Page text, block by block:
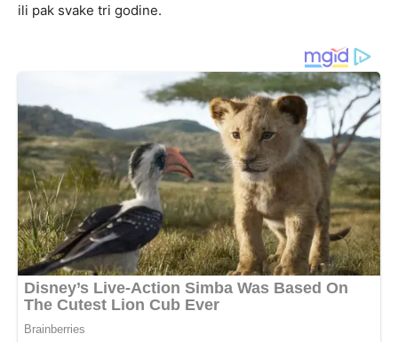
ili pak svake tri godine.